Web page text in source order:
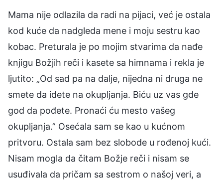
Mama nije odlazila da radi na pijaci, već je ostala
kod kuće da nadgleda mene i moju sestru kao
kobac. Preturala je po mojim stvarima da nađe
knjigu Božjih reči i kasete sa himnama i rekla je
ljutito: „Od sad pa na dalje, nijedna ni druga ne
smete da idete na okupljanja. Biću uz vas gde
god da pođete. Pronaći ću mesto vašeg
okupljanja.” Osećala sam se kao u kućnom
pritvoru. Ostala sam bez slobode u rođenoj kući.
Nisam mogla da čitam Božje reči i nisam se
usuđivala da pričam sa sestrom o našoj veri, a